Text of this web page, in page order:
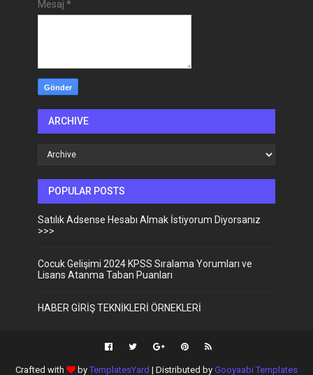
Mesaj *
ARCHIVE
POPULAR POSTS
Satılık Adsense Hesabı Almak İstiyorum Diyorsanız
>>>
Cocuk Gelişimi 2024 KPSS Sıralama Yorumları ve
Lisans Atanma Taban Puanları
HABER GİRİŞ TEKNİKLERİ ÖRNEKLERİ
Crafted with byTemplatesYard | Distributed by Gooyaabi Templates